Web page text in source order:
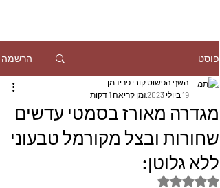
פוסט הרשמה
מגדרה מאורז בסמטי עדשים
שחורות ובצל מקורמל טבעוני
ללא גלוטן:
השף הפשוט קובי פרידמן
19 ביולי 2023
זמן קריאה 1 דקות
דירוג של NaN מתוך 5 כוכבים